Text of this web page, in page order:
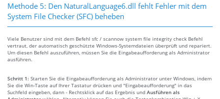
Methode 5: Den NaturalLanguage6.dll fehlt Fehler mit dem
System File Checker (SFC) beheben
Viele Benutzer sind mit dem Befehl sfc / scannow system file integrity check Befehl
vertraut, der automatisch geschützte Windows-Systemdateien überprüft und repariert.
Um diesen Befehl auszuführen, müssen Sie die Eingabeaufforderung als Administrator
ausführen.
Schritt 1: Starten Sie die Eingabeaufforderung als Administrator unter Windows, indem
Sie die Win-Taste auf Ihrer Tastatur drücken und "Eingabeaufforderung" in das
Suchfeld eingeben, dann - Rechtsklick auf das Ergebnis und Ausführen als